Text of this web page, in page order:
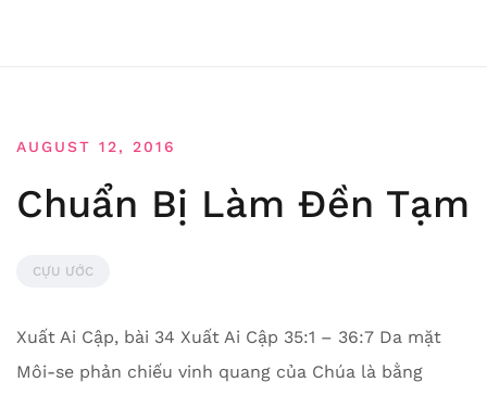
AUGUST 12, 2016
Chuẩn Bị Làm Đền Tạm
CỰU ƯỚC
Xuất Ai Cập, bài 34 Xuất Ai Cập 35:1 – 36:7 Da mặt
Môi-se phản chiếu vinh quang của Chúa là bằng